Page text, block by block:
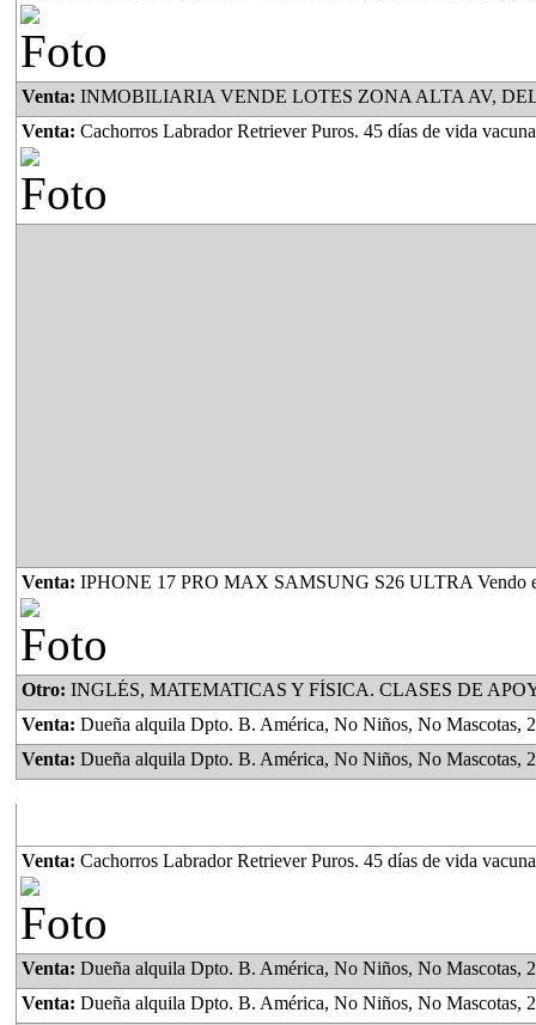
Venta: INMOBILIARIA VENDE LOTES ZONA ALTA AV, DEL PINO Y AV. OJO DE AGUA
Venta: Cachorros Labrador Retriever Puros. 45 días de vida
Venta: IPHONE 17 PRO MAX SAMSUNG S26 ULTRA Vendo
Otro: INGLÉS, MATEMATICAS Y FÍSICA. CLASES DE APOYO, AYUDA CON LAS TAREAS, PREPARACIÓN
Venta: Dueña alquila Dpto. B. América, No Niños, No Mascotas, 2 Habitaciones, Cocina Comedor, Baño, Lavadero, Amplio Patio, espacio verde, con plantas, frutales, lugar para guardar
Venta: Dueña alquila Dpto. B. América, No Niños, No Mascotas, 2 Habitaciones, Cocina Comedor, Baño, Lavadero, Amplio Patio, espacio verde, con plantas, frutales, lugar para guardar
Venta: Cachorros Labrador Retriever Puros. 45 días de vida
Venta: Dueña alquila Dpto. B. América, No Niños, No Mascotas, 2 Habitaciones, Cocina Comedor, Baño, Lavadero, Amplio Patio, espacio verde, con plantas, frutales, lugar para
Venta: Dueña alquila Dpto. B. América, No Niños, No Mascotas, 2 Habitaciones, Cocina Comedor, Baño, Lavadero, Amplio Patio, espacio verde, con plantas, frutales, lugar para guardar